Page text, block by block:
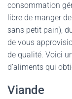
consommation
libre de manger
sans petit pain),
de vous
de qualité. Voici
d’aliments qui
Viande